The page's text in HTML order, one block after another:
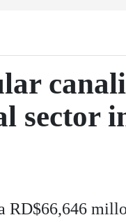
sector
RD$66,646